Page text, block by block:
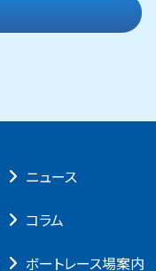
ニュース
コラム
ボートレース場案内